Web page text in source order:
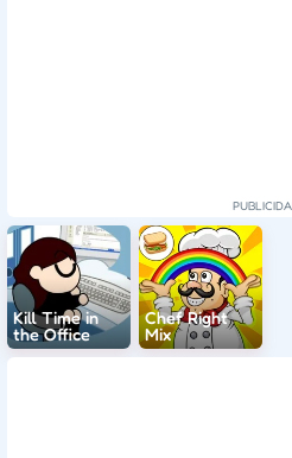
Kill Time in
the Office
Chef Right
Mix